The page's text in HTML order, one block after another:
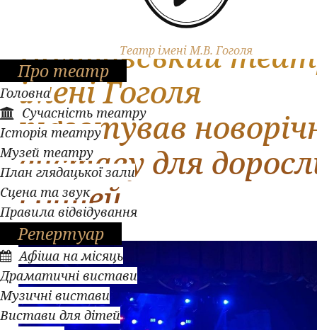
Театр імені М.В. Гоголя
Про театр
Головна
Сучасність театру
Історія театру
Музей театру
План глядацької зали
Сцена та звук
Правила відвідування
Репертуар
Афіша на місяць
Драматичні вистави
Музичні вистави
Вистави для дітей
«Різдвяна історія»:
Полтавський
імені Гоголя
підготував
виставу для
і дітей